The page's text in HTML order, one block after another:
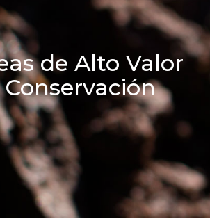
de Alto Valor